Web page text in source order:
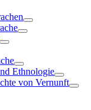
Ethnologie
von Vernunft